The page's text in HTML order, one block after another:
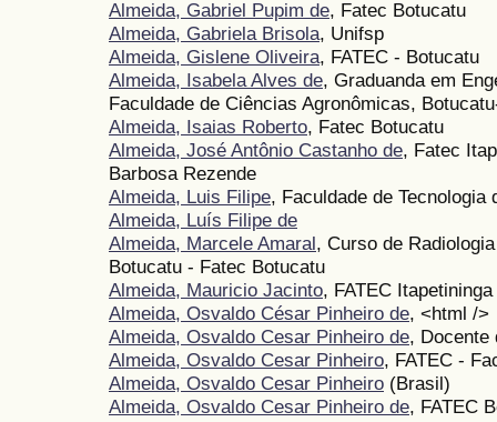
Almeida, Gabriel Pupim de, Fatec Botucatu
Almeida, Gabriela Brisola, Unifsp
Almeida, Gislene Oliveira, FATEC - Botucatu
Almeida, Isabela Alves de, Graduanda em
Faculdade de Ciências Agronômicas,
Almeida, Isaias Roberto, Fatec Botucatu
Almeida, José Antônio Castanho de, Fatec
Barbosa Rezende
Almeida, Luis Filipe, Faculdade de Tecnologia
Almeida, Luís Filipe de
Almeida, Marcele Amaral, Curso de
Botucatu - Fatec Botucatu
Almeida, Mauricio Jacinto, FATEC Itapetininga
Almeida, Osvaldo César Pinheiro de, <html />
Almeida, Osvaldo Cesar Pinheiro de, Docente
Almeida, Osvaldo Cesar Pinheiro, FATEC -
Almeida, Osvaldo Cesar Pinheiro (Brasil)
Almeida, Osvaldo Cesar Pinheiro de, FATEC